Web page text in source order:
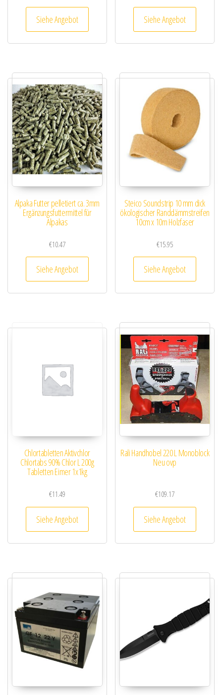
Siehe Angebot Siehe Angebot
Alpaka Futter pelletiert ca. 3mm
Ergänzungsfuttermittel für
Alpakas
€10.47
Siehe Angebot
Steico Soundstrip 10 mm dick
ökologischer Randdämmstreifen
10cm x 10m Holzfaser
€15.95
Siehe Angebot
Chlortabletten Aktivchlor
Chlortabs 90% Chlor L 200g
Tabletten Eimer 1x1kg
€11.49
Siehe Angebot
Rali Handhobel 220 L Monoblock
Neu ovp
€109.17
Siehe Angebot